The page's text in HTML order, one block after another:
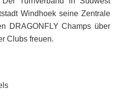
Windhoek seine Zentrale
DRAGONFLY Champs über
Clubs freuen.